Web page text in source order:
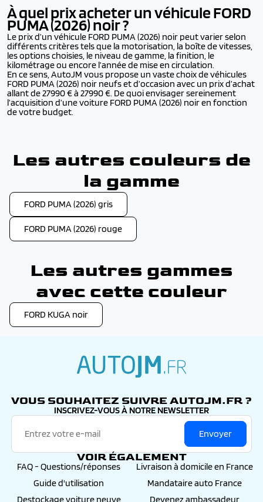
À quel prix acheter un véhicule FORD
PUMA (2026)noir ?
Le prix d’un véhicule FORD PUMA (2026) noir peut varier selon
différents critères tels que la motorisation, la boîte de vitesses,
les options choisies, le niveau de gamme, la finition, le
kilométrage ou encore l’année de mise en circulation.
En ce sens, AutoJM vous propose un vaste choix de véhicules
FORD PUMA (2026) noir neufs et d’occasion avec un prix d’achat
allant de 27990 € à 27990 €. De quoi envisager sereinement
l’acquisition d’une voiture FORD PUMA (2026) noir en fonction
de votre budget.
Les autres couleurs de
la gamme
FORD PUMA (2026) gris
FORD PUMA (2026) rouge
Les autres gammes
avec cette couleur
FORD KUGA noir
VOUS SOUHAITEZ SUIVRE AUTOJM.FR ?
INSCRIVEZ-VOUS À NOTRE NEWSLETTER
Envoyer
VOIR ÉGALEMENT
FAQ - Questions/réponses
Livraison à domicile en France
Guide d'utilisation
Mandataire auto France
Destockage voiture neuve
Devenez ambassadeur